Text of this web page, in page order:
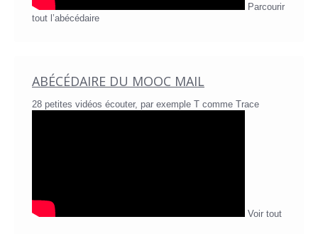
Parcourir
tout l’abécédaire
ABÉCÉDAIRE DU MOOC MAIL
28 petites vidéos écouter, par exemple T comme Trace
Voir tout